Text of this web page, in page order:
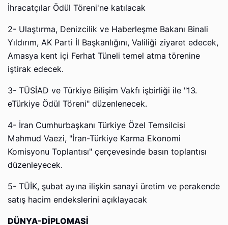
İhracatçılar Ödül Töreni'ne katılacak
2- Ulaştırma, Denizcilik ve Haberleşme Bakanı Binali
Yıldırım, AK Parti İl Başkanlığını, Valiliği ziyaret edecek,
Amasya kent içi Ferhat Tüneli temel atma törenine
iştirak edecek.
3- TÜSİAD ve Türkiye Bilişim Vakfı işbirliği ile "13.
eTürkiye Ödül Töreni" düzenlenecek.
4- İran Cumhurbaşkanı Türkiye Özel Temsilcisi
Mahmud Vaezi, "İran-Türkiye Karma Ekonomi
Komisyonu Toplantısı" çerçevesinde basın toplantısı
düzenleyecek.
5- TÜİK, şubat ayına ilişkin sanayi üretim ve perakende
satış hacim endekslerini açıklayacak
DÜNYA-DİPLOMASİ